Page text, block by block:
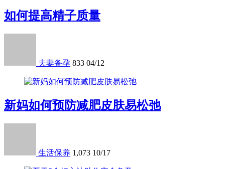
如何提高精子质量
夫妻备孕 833 04/12
新妈如何预防减肥皮肤易松弛
生活保养 1,073 10/17